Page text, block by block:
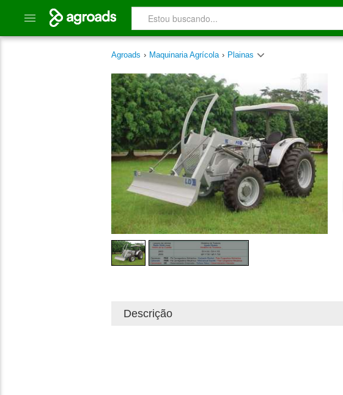
Agroads › Maquinaria Agrícola › Plainas
Descrição